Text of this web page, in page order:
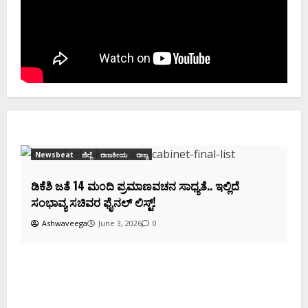
Newsbeat ಜಿಲ್ಲೆ ರಾಜಕೀಯ ರಾಜ್ಯ
ಡಿಕೆಶಿ ಜತೆ 14 ಮಂದಿ ಪ್ರಮಾಣವಚನ ಸಾಧ್ಯತೆ.. ಇಲ್ಲಿದೆ
ಸಂಭಾವ್ಯ ಸಚಿವರ ಫೈನಲ್ ಲಿಸ್ಟ್‌!
Ashwaveega June 3, 2026 0